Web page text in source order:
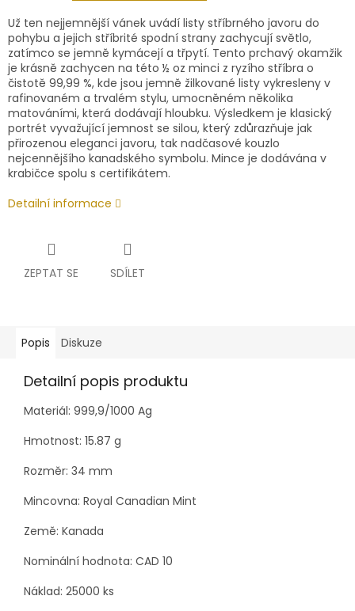
Už ten nejjemnější vánek uvádí listy stříbrného javoru do
pohybu a jejich stříbrité spodní strany zachycují světlo,
zatímco se jemně kymácejí a třpytí. Tento prchavý okamžik
je krásně zachycen na této ½ oz minci z ryzího stříbra o
čistotě 99,99 %, kde jsou jemně žilkované listy vykresleny v
rafinovaném a trvalém stylu, umocněném několika
matováními, která dodávají hloubku. Výsledkem je klasický
portrét vyvažující jemnost se silou, který zdůrazňuje jak
přirozenou eleganci javoru, tak nadčasové kouzlo
nejcennějšího kanadského symbolu. Mince je dodávána v
krabičce spolu s certifikátem.
Detailní informace
ZEPTAT SE SDÍLET
Popis Diskuze
Detailní popis produktu
Materiál: 999,9/1000 Ag
Hmotnost: 15.87 g
Rozměr: 34 mm
Mincovna: Royal Canadian Mint
Země: Kanada
Nominální hodnota: CAD 10
Náklad: 25000 ks